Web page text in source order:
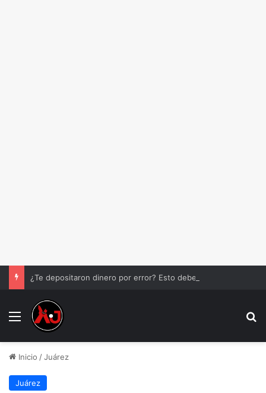
Menu
Inicio /Juárez
Juárez